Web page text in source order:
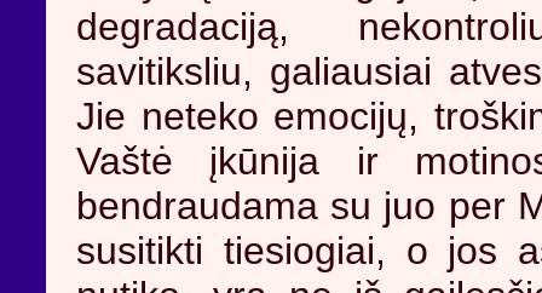
degradaciją,
savitiksliu, galiausiai
Jie neteko emocijų,
Vaštė įkūnija ir
bendraudama su juo per
susitikti tiesiogiai, o jos